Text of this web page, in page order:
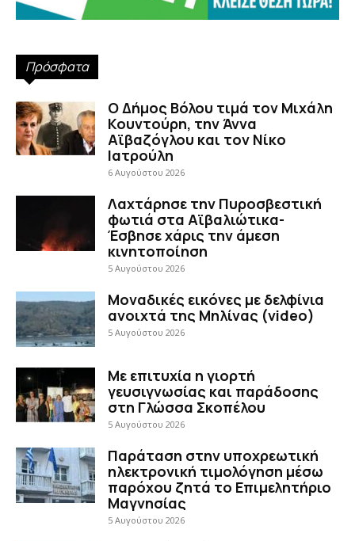
Πρόσφατα
Ο Δήμος Βόλου τιμά τον Μιχάλη
Κουντούρη, την Άννα
Αϊβαζόγλου και τον Νίκο
Ιατρούλη
6 Αυγούστου 2026
Λαχτάρησε την Πυροσβεστική
φωτιά στα Αϊβαλιώτικα-
Έσβησε χάρις την άμεση
κινητοποίηση
5 Αυγούστου 2026
Μοναδικές εικόνες με δελφίνια
ανοιχτά της Μηλίνας (video)
5 Αυγούστου 2026
Με επιτυχία η γιορτή
γευσιγνωσίας και παράδοσης
στη Γλώσσα Σκοπέλου
5 Αυγούστου 2026
Παράταση στην υποχρεωτική
ηλεκτρονική τιμολόγηση μέσω
παρόχου ζητά το Επιμελητήριο
Μαγνησίας
5 Αυγούστου 2026